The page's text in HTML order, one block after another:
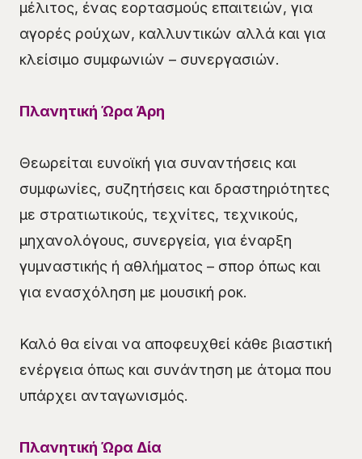
μέλιτος, ένας εορτασμούς επαιτειών, για
αγορές ρούχων, καλλυντικών αλλά και για
κλείσιμο συμφωνιών – συνεργασιών.
Πλανητική Ώρα Άρη
Θεωρείται ευνοϊκή για συναντήσεις και
συμφωνίες, συζητήσεις και δραστηριότητες
με στρατιωτικούς, τεχνίτες, τεχνικούς,
μηχανολόγους, συνεργεία, για έναρξη
γυμναστικής ή αθλήματος – σπορ όπως και
για ενασχόληση με μουσική ροκ.
Καλό θα είναι να αποφευχθεί κάθε βιαστική
ενέργεια όπως και συνάντηση με άτομα που
υπάρχει ανταγωνισμός.
Πλανητική Ώρα Δία